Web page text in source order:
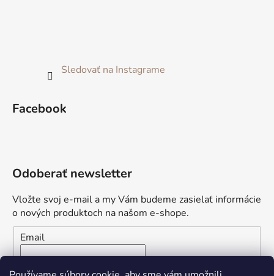
Sledovať na Instagrame
Facebook
Odoberať newsletter
Vložte svoj e-mail a my Vám budeme zasielať informácie
o nových produktoch na našom e-shope.
Email
Vložením e-mailu súhlasíte s
podmienkami ochrany